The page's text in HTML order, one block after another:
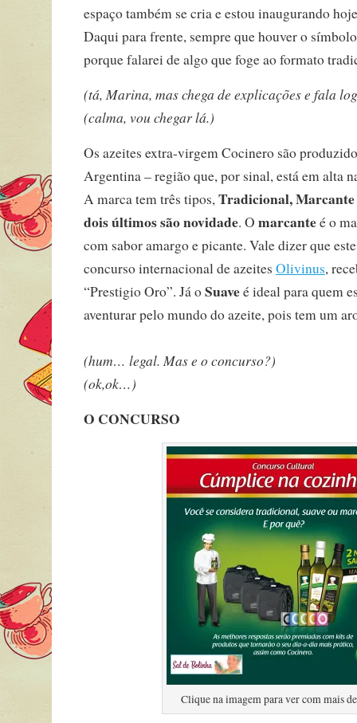
espaço também se cria e estou inaugurando
Daqui para frente, sempre que houver o
porque falarei de algo que foge ao formato
(tá, Marina, mas chega de explicações e fala
(calma, vou chegar lá.)
Os azeites extra-virgem Cocinero são
Argentina – região que, por sinal, está em alta
A marca tem três tipos, Tradicional, Marcante
dois últimos são novidade. O marcanteé o
com sabor amargo e picante. Vale dizer que
concurso internacional de azeites Olivinus,
“Prestigio Oro”. Já oSuaveé ideal para quem
aventurar pelo mundo do azeite, pois tem um
(hum… legal. Mas e o concurso?)
(ok,ok…)
O CONCURSO
Clique na imagem para ver com mais